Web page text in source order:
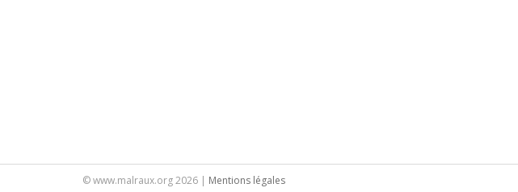
© www.malraux.org 2026 | Mentions légales